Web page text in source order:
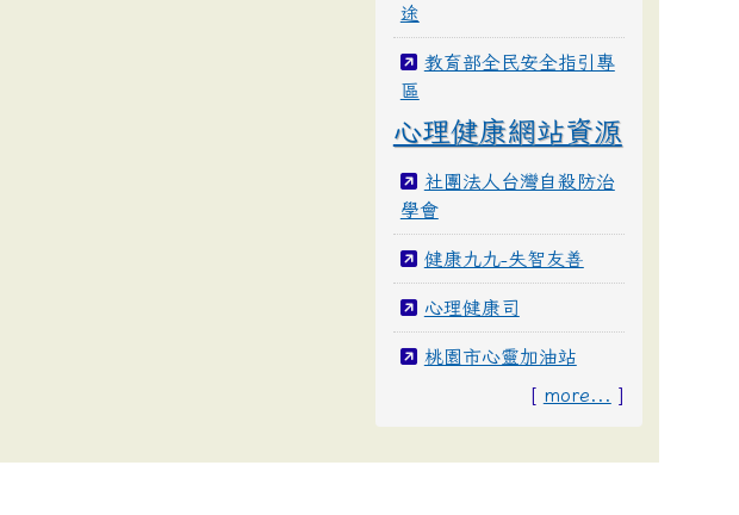
途
教育部全民安全指引專
區
心理健康網站資源
社團法人台灣自殺防治
學會
健康九九-失智友善
心理健康司
桃園市心靈加油站
[ more... ]